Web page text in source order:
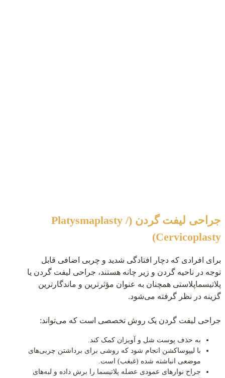
جراحی لیفت گردن (Platysmaplasty /
Cervicoplasty)
برای افرادی که دچار افتادگی شدید و چربی اضافی قابل
توجه در ناحیه گردن و زیر چانه هستند، جراحی لیفت گردن یا
پلاتیسماپلاستی همچنان به عنوان مؤثرترین و ماندگارترین
گزینه در نظر گرفته می‌شود.
جراحی لیفت گردن یک روش تخصصی است که می‌تواند:
به حذف پوست شل و آویزان کمک کند.
با لیپوساکشن انجام شود که روشی برای برداشتن چربی‌های
موضعی انباشته شده (غبغب) است.
جراح نوارهای عمودی عضله پلاتیسما را برش داده و لبه‌های